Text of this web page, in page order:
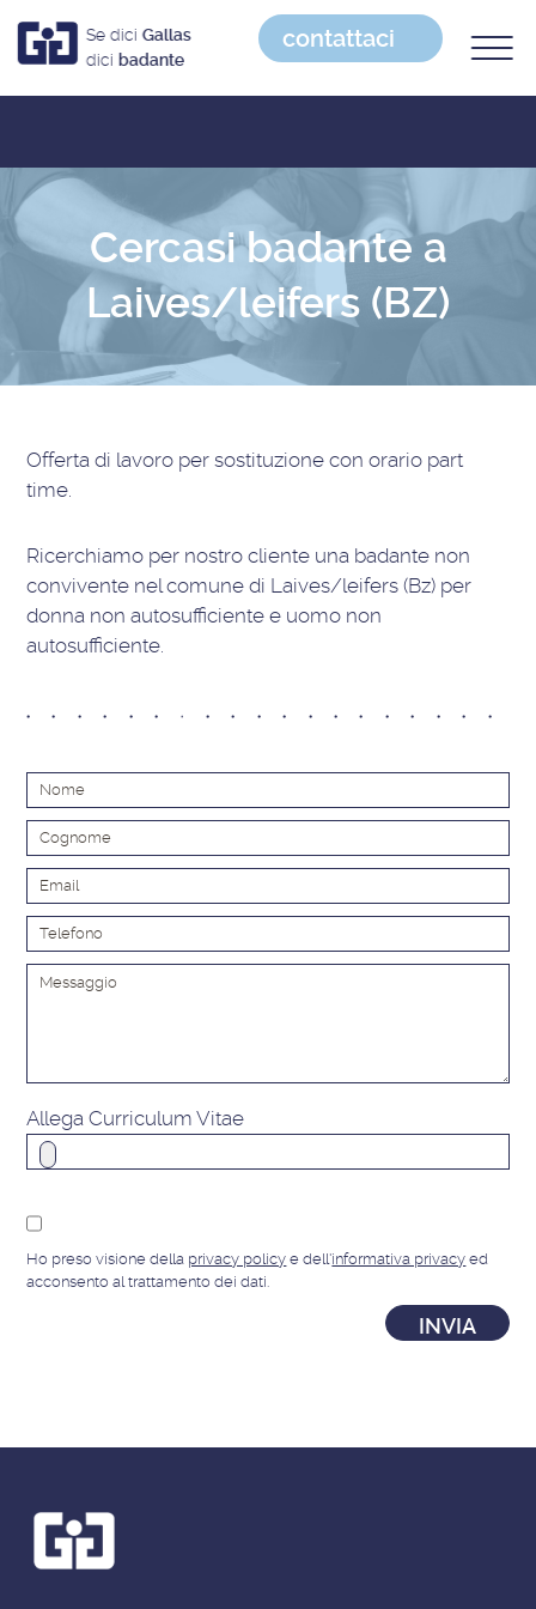
Se dici Gallas
dici badante
contattaci
Cercasi badante a
Laives/leifers (BZ)
Offerta di lavoro per sostituzione con orario part
time
Ricerchiamo per nostro cliente una badante non
convivente nel comune di Laives/leifers (Bz) per
donna non autosufficiente e uomo non
autosufficiente.
Allega Curriculum Vitae
Ho preso visione della privacy policy e dell'informativa privacy ed
acconsento al trattamento dei dati.